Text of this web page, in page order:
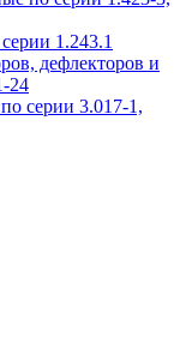
1.243.1
дефлекторов и
24
серии 3.017-1,